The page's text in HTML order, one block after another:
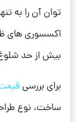
توان آن را به
اکسسوری های
بیش از حد
برای بررسی
ساخت، نوع